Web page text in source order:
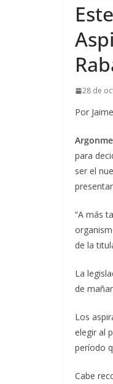
28 de
Por
para
ser el
“A más
de la
La
de
Los
elegir al
período
Cabe